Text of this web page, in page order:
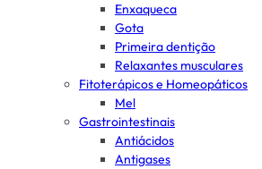
Enxaqueca
Gota
Primeira dentição
Relaxantes musculares
Fitoterápicos e Homeopáticos
Mel
Gastrointestinais
Antiácidos
Antigases